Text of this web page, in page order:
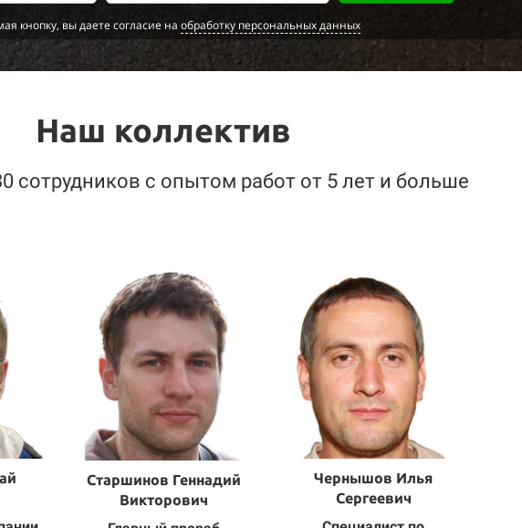
кнопку, вы даете согласие на обработку персональных данных
Наш коллектив
сотрудников с опытом работ от 5 лет и больше
Старшинов Геннадий
Викторович
Чернышов Илья
Сергеевич